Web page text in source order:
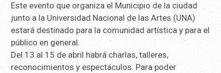
Este evento que organiza el Municipio de la ciudad
junto a la Universidad Nacional de las Artes (UNA)
estará destinado para la comunidad artística y para el
público en general.
Del 13 al 15 de abril habrá charlas, talleres,
reconocimientos y espectáculos. Para poder